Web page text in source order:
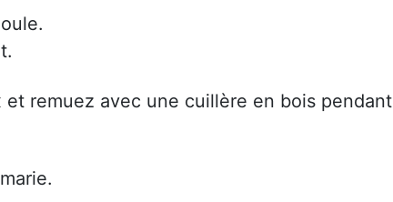
remuez avec une cuillère en bois pendant